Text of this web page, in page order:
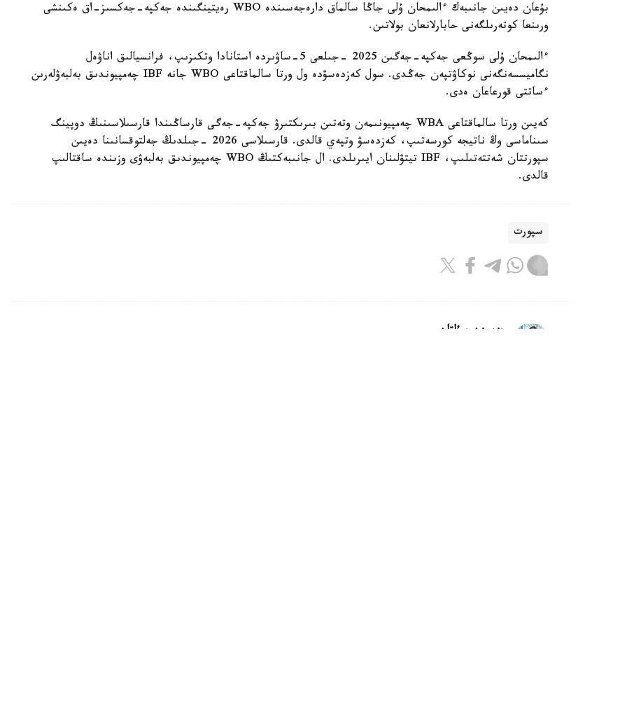
بۇعان دەيىن جانىبەك ءالىمحان ۇلى جاڭا سالماق دارەجەسىندە WBO رەيتينگىندە جەكپە-جەكسىز-اق ەكىنشى
ورىنعا كوتەرىلگەنى حابارلانعان بولاتىن.
ءالىمحان ۇلى سوڭعى جەكپە-جەگىن 2025 -جىلعى 5-ساۋىردە استانادا وتكىزىپ، فرانسيالىق اناۋەل
نگاميسسەنگەنى نوكاۋتپەن جەڭدى. سول كەزدەسۋدە ول ورتا سالماقتاعى WBO جانە IBF چەمپيوندىق بەلبەۋلەرىن
ءساتتى قورعاعان ەدى.
كەيىن ورتا سالماقتاعى WBA چەمپيونىمەن وتەتىن بىرىكتىرۋ جەكپە-جەگى قارساڭىندا قارسىلاسىنىڭ دوپينگ
سىناماسى وڭ ناتيجە كورسەتىپ، كەزدەسۋ وتپەي قالدى. قارسىلاسى 2026 -جىلدىڭ جەلتوقسانىنا دەيىن
سپورتتان شەتتەتىلىپ، IBF تيتۋلىنان ايىرىلدى. ال جانىبەكتىڭ WBO چەمپيوندىق بەلبەۋى وزىندە ساقتالىپ
قالدى.
سپورت
بەيسەن سۇلتان